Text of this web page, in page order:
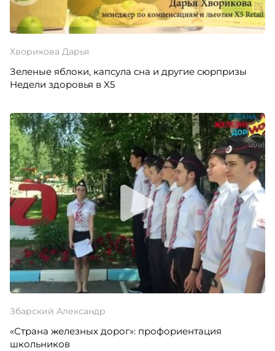
Хворикова Дарья
Зеленые яблоки, капсула сна и другие сюрпризы
Недели здоровья в X5
Збарский Александр
«Страна железных дорог»: профориентация
школьников